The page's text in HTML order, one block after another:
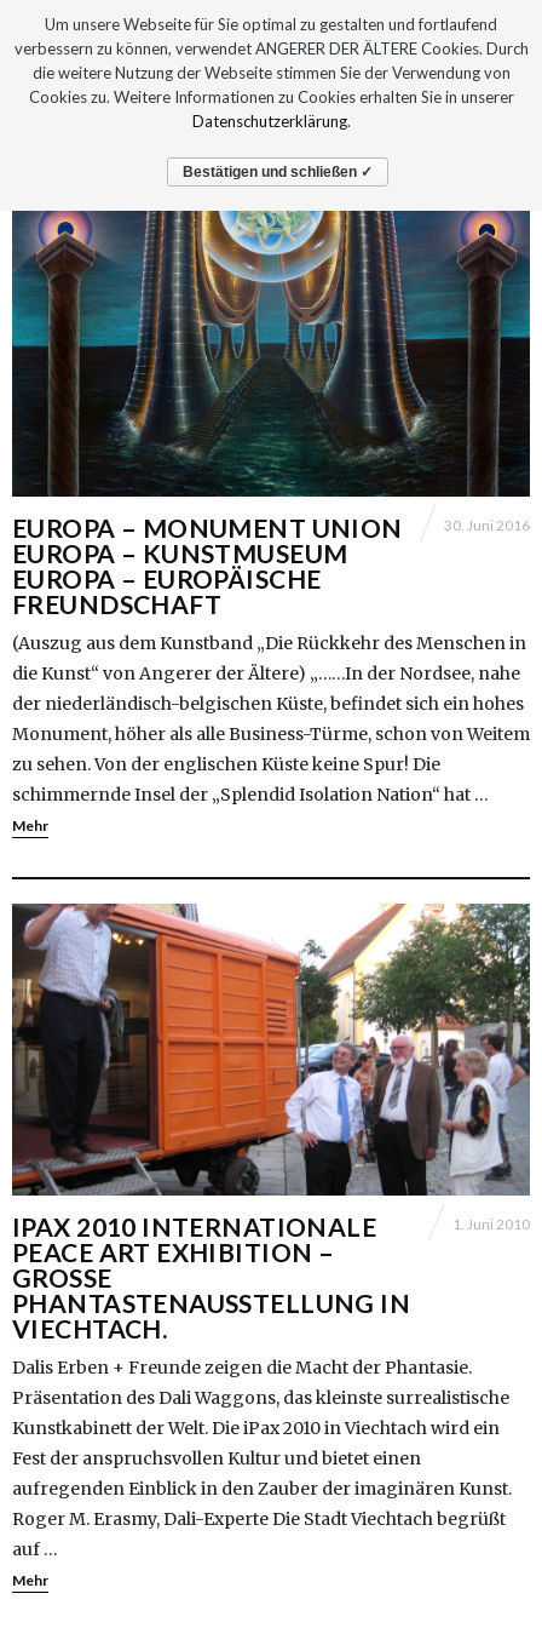
EUROPA – MONUMENT UNION
EUROPA – KUNSTMUSEUM
EUROPA – EUROPÄISCHE
FREUNDSCHAFT
30. Juni 2016
(Auszug aus dem Kunstband „Die Rückkehr des Menschen in
die Kunst“ von Angerer der Ältere) „……In der Nordsee, nahe
der niederländisch-belgischen Küste, befindet sich ein hohes
Monument, höher als alle Business-Türme, schon von Weitem
zu sehen. Von der englischen Küste keine Spur! Die
schimmernde Insel der „Splendid Isolation Nation“ hat …
Mehr
IPAX 2010 INTERNATIONALE
PEACE ART EXHIBITION –
GROSSE P
HANTASTENAUSSTELLUNG IN V
IECHTACH.
1. Juni 2010
Dalis Erben + Freunde zeigen die Macht der Phantasie.
Präsentation des Dali Waggons, das kleinste surrealistische
Kunstkabinett der Welt. Die iPax 2010 in Viechtach wird ein
Fest der anspruchsvollen Kultur und bietet einen
aufregenden Einblick in den Zauber der imaginären Kunst.
Roger M. Erasmy, Dali-Experte Die Stadt Viechtach begrüßt
auf …
Mehr
Um unsere Webseite für Sie optimal zu gestalten und fortlaufend
verbessern zu können, verwendet ANGERER DER ÄLTERE Cookies. Durch
die weitere Nutzung der Webseite stimmen Sie der Verwendung von
Cookies zu. Weitere Informationen zu Cookies erhalten Sie in unserer
Datenschutzerklärung.
Bestätigen und schließen ✓